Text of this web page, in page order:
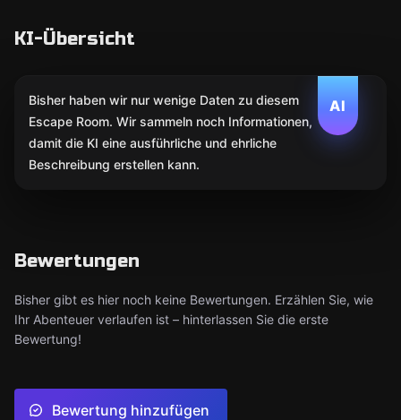
KI-Übersicht
AI
Bisher haben wir nur wenige Daten zu diesem
Escape Room. Wir sammeln noch Informationen,
damit die KI eine ausführliche und ehrliche
Beschreibung erstellen kann.
Bewertungen
Bisher gibt es hier noch keine Bewertungen. Erzählen Sie, wie
Ihr Abenteuer verlaufen ist – hinterlassen Sie die erste
Bewertung!
Bewertung hinzufügen